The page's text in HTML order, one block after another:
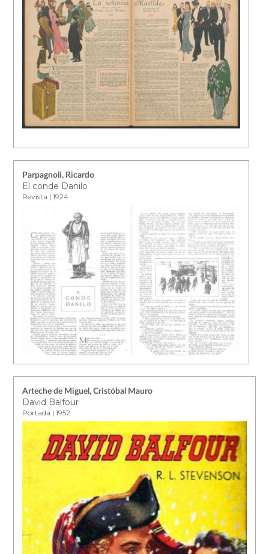
Parpagnoli, Ricardo
El conde Danilo
Revista | 1924
Arteche de Miguel, Cristóbal Mauro
David Balfour
Portada | 1952